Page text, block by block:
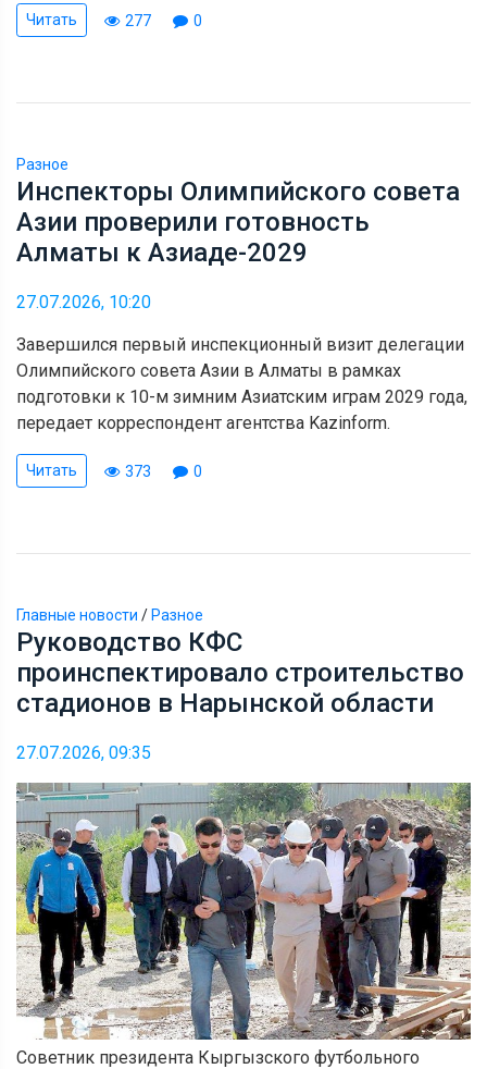
Читать 277 0
Разное
Инспекторы Олимпийского совета
Азии проверили готовность
Алматы к Азиаде-2029
27.07.2026, 10:20
Завершился первый инспекционный визит делегации
Олимпийского совета Азии в Алматы в рамках
подготовки к 10-м зимним Азиатским играм 2029 года,
передает корреспондент агентства Kazinform.
Читать 373 0
Главные новости / Разное
Руководство КФС
проинспектировало строительство
стадионов в Нарынской области
27.07.2026, 09:35
Советник президента Кыргызского футбольного